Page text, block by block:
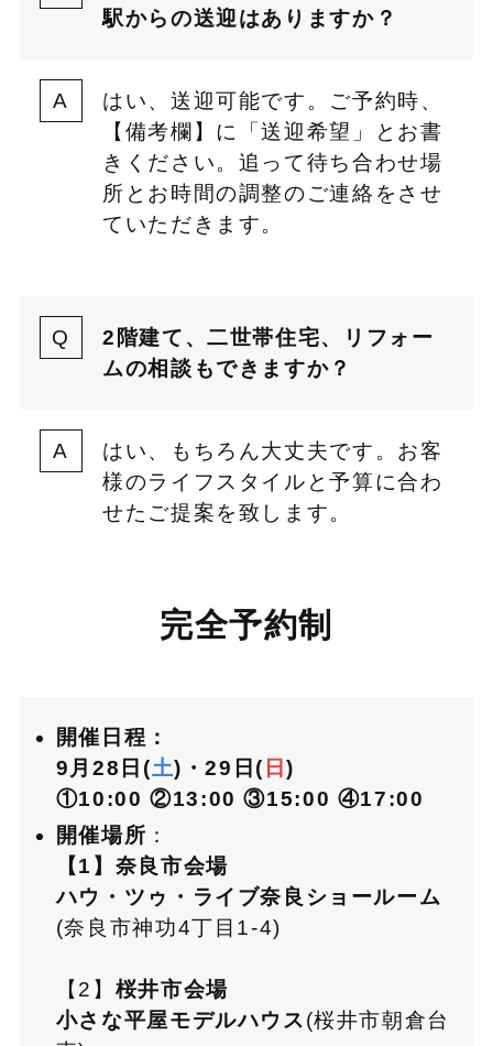
駅からの送迎はありますか？
はい、送迎可能です。ご予約時、
【備考欄】に「送迎希望」とお書
きください。追って待ち合わせ場
所とお時間の調整のご連絡をさせ
ていただきます。
2階建て、二世帯住宅、リフォー
ムの相談もできますか？
はい、もちろん大丈夫です。お客
様のライフスタイルと予算に合わ
せたご提案を致します。
完全予約制
開催日程：
9月28日(土)・29日( 日)
①10:00 ②13:00 ③15:00 ④17:00
開催場所 ：
【1】奈良市会場
ハウ・ツゥ・ライブ奈良ショールーム
(奈良市神功4丁目1-4)
【2】 桜井市会場
小さな平屋モデルハウス(桜井市朝倉台